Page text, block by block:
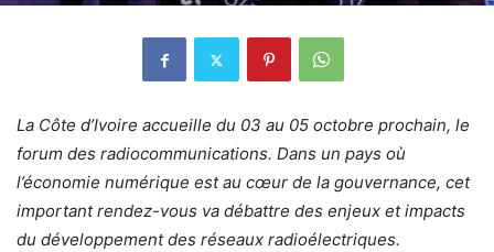
La Côte d’Ivoire accueille du 03 au 05 octobre prochain, le
forum des radiocommunications. Dans un pays où
l’économie numérique est au cœur de la gouvernance, cet
important rendez-vous va débattre des enjeux et impacts
du développement des réseaux radioélectriques.